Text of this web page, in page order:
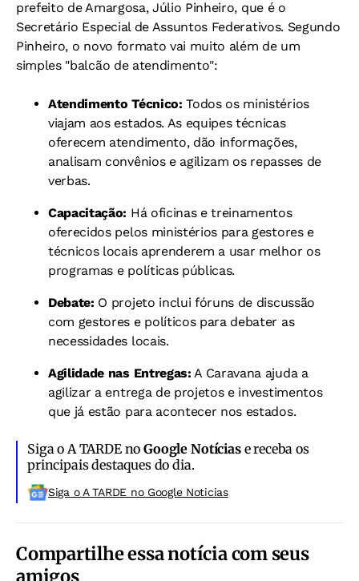
prefeito de Amargosa, Júlio Pinheiro, que é o
Secretário Especial de Assuntos Federativos. Segundo
Pinheiro, o novo formato vai muito além de um
simples "balcão de atendimento":
Atendimento Técnico: Todos os ministérios
viajam aos estados. As equipes técnicas
oferecem atendimento, dão informações,
analisam convênios e agilizam os repasses de
verbas.
Capacitação: Há oficinas e treinamentos
oferecidos pelos ministérios para gestores e
técnicos locais aprenderem a usar melhor os
programas e políticas públicas.
Debate: O projeto inclui fóruns de discussão
com gestores e políticos para debater as
necessidades locais.
Agilidade nas Entregas: A Caravana ajuda a
agilizar a entrega de projetos e investimentos
que já estão para acontecer nos estados.
Siga o A TARDE noGoogle Notíciase receba os
principais destaques do dia.
Siga o A TARDE no Google Noticias
Compartilhe essa notícia com seus
amigos